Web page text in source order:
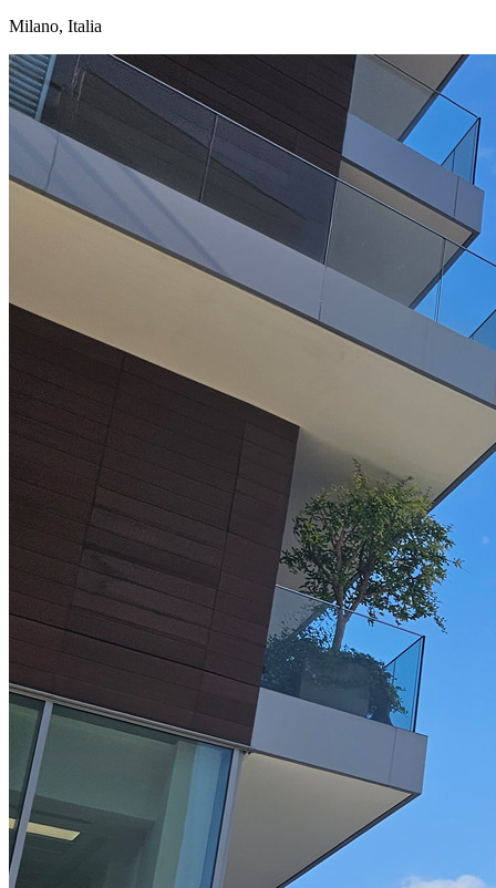
Milano, Italia